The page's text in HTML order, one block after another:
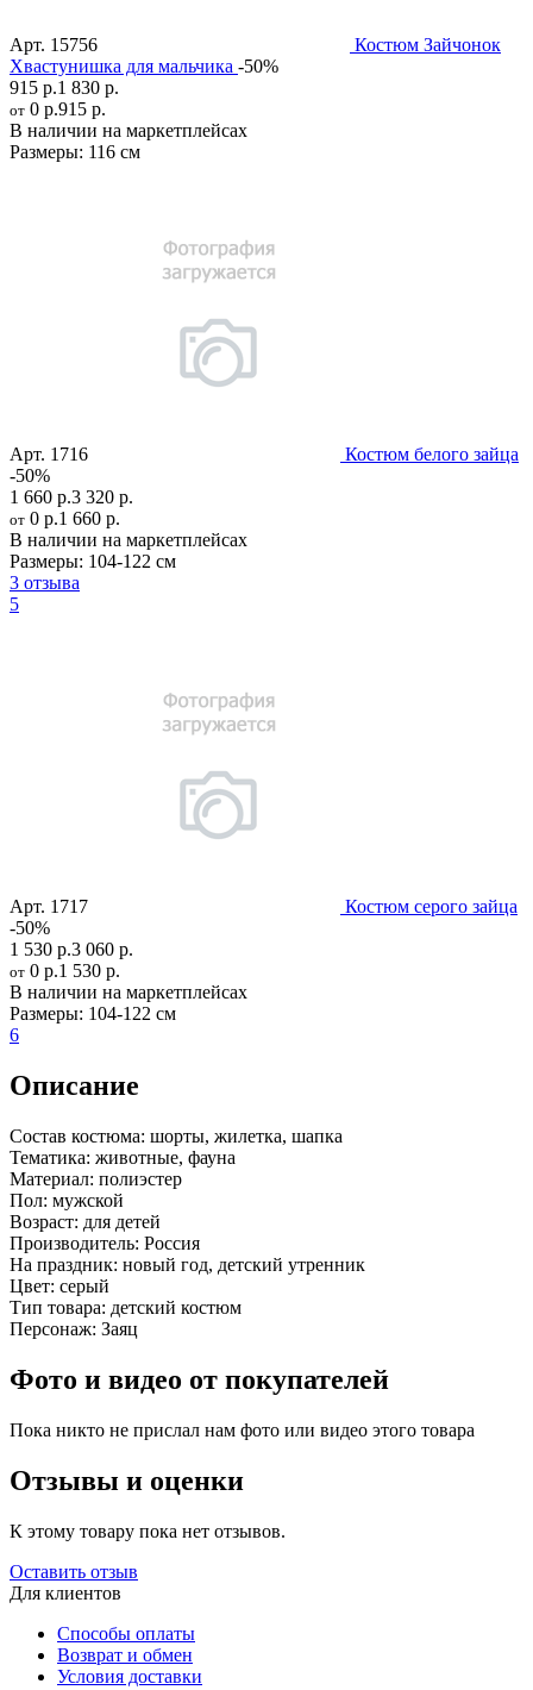
Арт. 15756
Костюм Зайчонок
Хвастунишка для мальчика -50%
915 р.1 830 р.
от 0 р.915 р.
В наличии на маркетплейсах
Размеры: 116 см
Арт. 1716
Костюм белого зайца
-50%
1 660 р.3 320 р.
от 0 р.1 660 р.
В наличии на маркетплейсах
Размеры: 104-122 см
3 отзыва
5
Арт. 1717
Костюм серого зайца
-50%
1 530 р.3 060 р.
от 0 р.1 530 р.
В наличии на маркетплейсах
Размеры: 104-122 см
6
Описание
Состав костюма: шорты, жилетка, шапка
Тематика: животные, фауна
Материал: полиэстер
Пол: мужской
Возраст: для детей
Производитель: Россия
На праздник: новый год, детский утренник
Цвет: серый
Тип товара: детский костюм
Персонаж: Заяц
Фото и видео от покупателей
Пока никто не прислал нам фото или видео этого товара
Отзывы и оценки
К этому товару пока нет отзывов.
Оставить отзыв
Для клиентов
Способы оплаты
Возврат и обмен
Условия доставки